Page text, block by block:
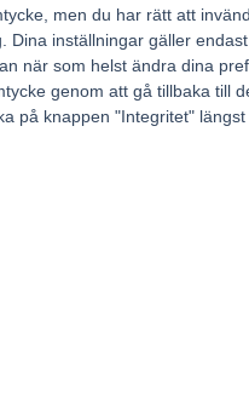
men du har rätt att
Dina inställningar gäller
när som helst ändra dina
genom att gå tillbaka till
på knappen "Integritet" längst
Inför V85
snabbaste hingst är
4 augusti, 2026